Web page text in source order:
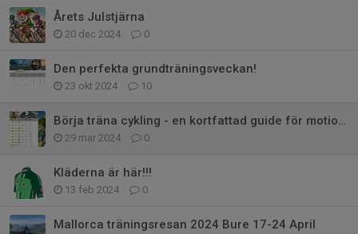
Årets Julstjärna
20 dec 2024 0
Den perfekta grundträningsveckan!
23 okt 2024 10
Börja träna cykling - en kortfattad guide för motionärer.
29 mar 2024 0
Kläderna är här!!!
13 feb 2024 0
Mallorca träningsresan 2024 Bure 17-24 April